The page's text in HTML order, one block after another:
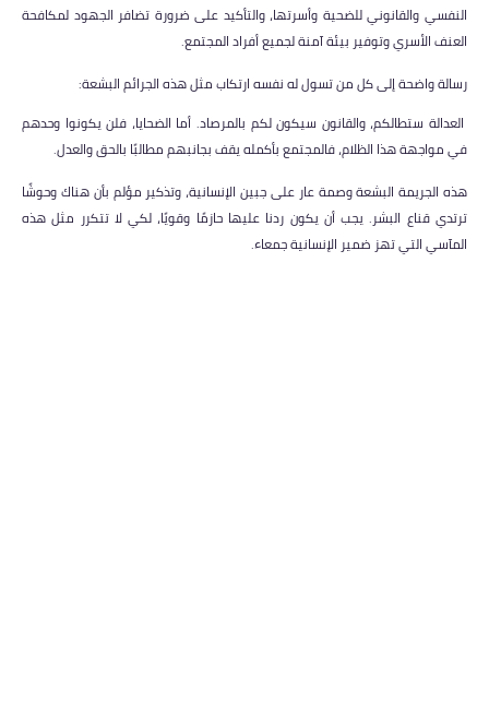
النفسي والقانوني للضحية وأسرتها، والتأكيد على ضرورة تضافر الجهود لمكافحة
العنف الأسري وتوفير بيئة آمنة لجميع أفراد المجتمع.
رسالة واضحة إلى كل من تسول له نفسه ارتكاب مثل هذه الجرائم البشعة:
العدالة ستطالكم، والقانون سيكون لكم بالمرصاد. أما الضحايا، فلن يكونوا وحدهم
في مواجهة هذا الظلام، فالمجتمع بأكمله يقف بجانبهم مطالبًا بالحق والعدل.
هذه الجريمة البشعة وصمة عار على جبين الإنسانية، وتذكير مؤلم بأن هناك وحوشًا
ترتدي قناع البشر. يجب أن يكون ردنا عليها حازمًا وقويًا، لكي لا تتكرر مثل هذه
المآسي التي تهز ضمير الإنسانية جمعاء.